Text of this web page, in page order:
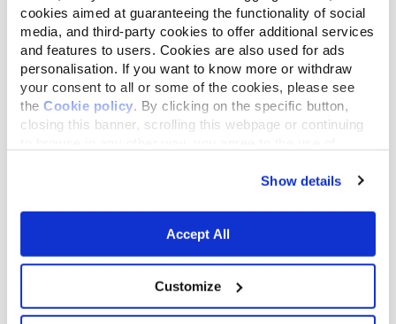
cookies aimed at guaranteeing the functionality of social
media, and third-party cookies to offer additional services
and features to users. Cookies are also used for ads
personalisation. If you want to know more or withdraw
your consent to all or some of the cookies, please see
the Cookie policy . By clicking on the specific button,
closing this banner, scrolling this webpage or continuing
Show details
Accept All
Customize
Progetti attivi e in
via di attivazione
SCOPRI TUTTI PROGETTI